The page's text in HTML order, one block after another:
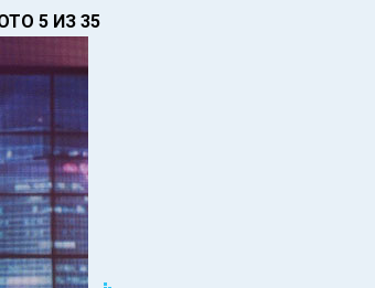
5 ИЗ 35